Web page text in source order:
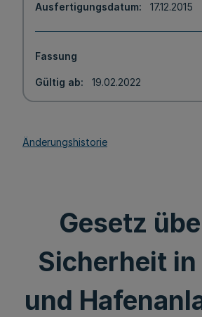
Ausfertigungsdatum 17.12.2015
Fassung
Gültig ab 19.02.2022
Änderungshistorie
Gesetz
Sicherheit in
und